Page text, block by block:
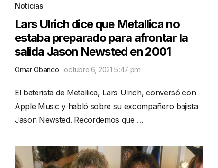
Noticias
Lars Ulrich dice que Metallica no
estaba preparado para afrontar la
salida Jason Newsted en 2001
Omar Obando octubre 6, 2021 5:47 pm
El baterista de Metallica, Lars Ulrich, conversó con
Apple Music y habló sobre su excompañero bajista
Jason Newsted. Recordemos que …